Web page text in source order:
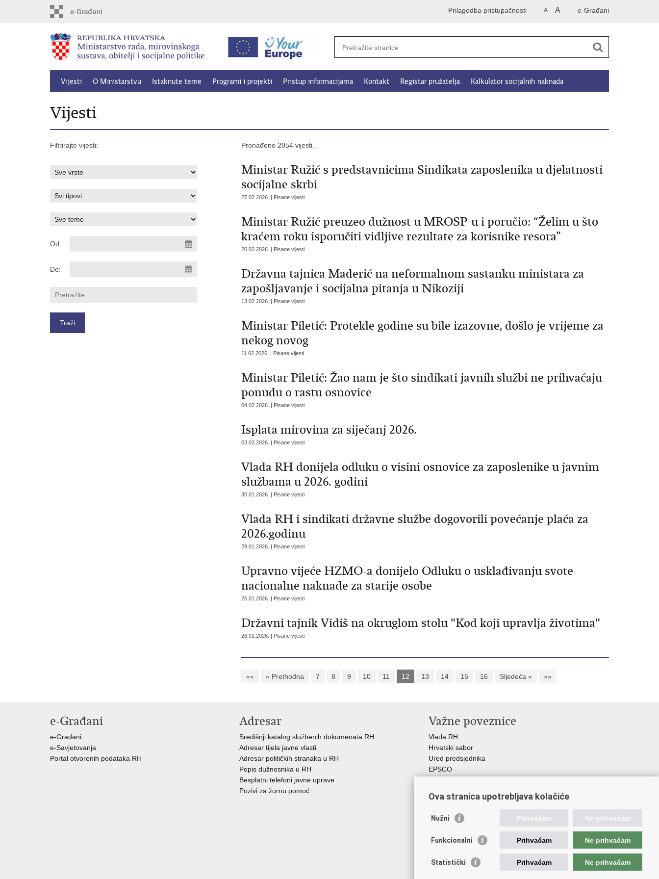
e-Građani
A A
Prilagodba pristupačnosti
Vijesti O Ministarstvu Istaknute teme Programi i projekti Pristup informacijama Kontakt Registar pružatelja Kalkulator socijalnih naknada
Vijesti
Filtrirajte vijesti:
Od:
Do:
Pronađeno 2054 vijesti.
Ministar Ružić s predstavnicima Sindikata zaposlenika u djelatnosti
socijalne skrbi
27.02.2026. | Pisane vijesti
Ministar Ružić preuzeo dužnost u MROSP-u i poručio: “Želim u što
kraćem roku isporučiti vidljive rezultate za korisnike resora”
20.02.2026. | Pisane vijesti
Državna tajnica Mađerić na neformalnom sastanku ministara za
zapošljavanje i socijalna pitanja u Nikoziji
13.02.2026. | Pisane vijesti
Ministar Piletić: Protekle godine su bile izazovne, došlo je vrijeme za
nekog novog
11.02.2026. | Pisane vijesti
Ministar Piletić: Žao nam je što sindikati javnih službi ne prihvaćaju
ponudu o rastu osnovice
04.02.2026. | Pisane vijesti
Isplata mirovina za siječanj 2026.
03.02.2026. | Pisane vijesti
Vlada RH donijela odluku o visini osnovice za zaposlenike u javnim
službama u 2026. godini
30.01.2026. | Pisane vijesti
Vlada RH i sindikati državne službe dogovorili povećanje plaća za
2026.godinu
29.01.2026. | Pisane vijesti
Upravno vijeće HZMO-a donijelo Odluku o usklađivanju svote
nacionalne naknade za starije osobe
26.01.2026. | Pisane vijesti
Državni tajnik Vidiš na okruglom stolu "Kod koji upravlja životima"
26.01.2026. | Pisane vijesti
«« « Prethodna 7 8 9 10 11 12 13 14 15 16 Sljedeća » »»
e-Građani
e-Građani
e-Savjetovanja
Portal otvorenih podataka RH
Adresar
Središnji katalog službenih dokumenata RH
Adresar tijela javne vlasti
Adresar političkih stranaka u RH
Popis dužnosnika u RH
Besplatni telefoni javne uprave
Pozivi za žurnu pomoć
Važne poveznice
Vlada RH
Hrvatski sabor
Ured predsjednika
EPSCO
HZMO
Hrvatski zavod za socijalni rad
Akademija socijalne skrbi - ASOSK
Obiteljski centar
AORT
Ova stranica upotrebljava kolačiće
Nužni Prihvaćam Ne prihvaćam
Funkcionalni Prihvaćam Ne prihvaćam
Statistički Prihvaćam Ne prihvaćam